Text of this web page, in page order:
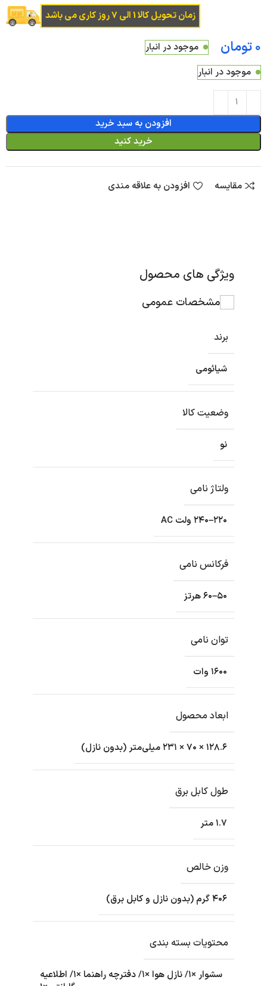
زمان تحویل کالا 1 الی 7 روز کاری می باشد
تومان
موجود در انبار
موجود در انبار
افزودن به سبد خرید
خرید کنید
مقایسه افزودن به علاقه مندی
ویژگی های محصول
مشخصات عمومی
برند
شیائومی
وضعیت کالا
نو
ولتاژ نامی
۲۲۰–۲۴۰ ولت AC
فرکانس نامی
۵۰–۶۰ هرتز
توان نامی
۱۶۰۰ وات
ابعاد محصول
۱۲۸.۶ × ۷۰ × ۲۳۱ میلی‌متر (بدون نازل)
طول کابل برق
۱.۷ متر
وزن خالص
۴۰۶ گرم (بدون نازل و کابل برق)
محتویات بسته بندی
سشوار ×۱/ نازل هوا ×۱/ دفترچه راهنما ×۱/ اطلاعیه